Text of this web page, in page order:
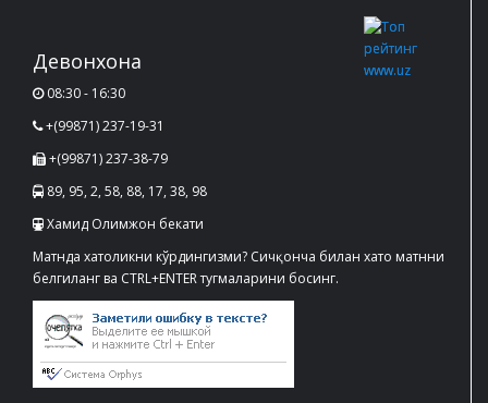
Девонхона
08:30 - 16:30
+(99871) 237-19-31
+(99871) 237-38-79
89, 95, 2, 58, 88, 17, 38, 98
Хамид Олимжон бекати
Матнда хатоликни кўрдингизми? Сичқонча билан хато матнни
белгиланг ва CTRL+ENTER тугмаларини босинг.